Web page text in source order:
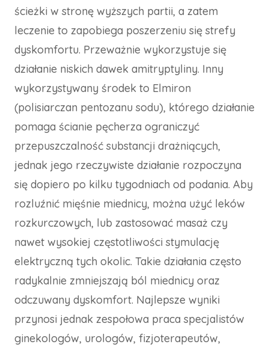
ścieżki w stronę wyższych partii, a zatem
leczenie to zapobiega poszerzeniu się strefy
dyskomfortu. Przeważnie wykorzystuje się
działanie niskich dawek amitryptyliny. Inny
wykorzystywany środek to Elmiron
(polisiarczan pentozanu sodu), którego działanie
pomaga ścianie pęcherza ograniczyć
przepuszczalność substancji drażniących,
jednak jego rzeczywiste działanie rozpoczyna
się dopiero po kilku tygodniach od podania. Aby
rozluźnić mięśnie miednicy, można użyć leków
rozkurczowych, lub zastosować masaż czy
nawet wysokiej częstotliwości stymulację
elektryczną tych okolic. Takie działania często
radykalnie zmniejszają ból miednicy oraz
odczuwany dyskomfort. Najlepsze wyniki
przynosi jednak zespołowa praca specjalistów
ginekologów, urologów, fizjoterapeutów,